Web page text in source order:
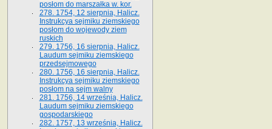
posłom do marszałka w. kor.
278. 1754, 12 sierpnia, Halicz.
Instrukcya sejmiku ziemskiego
posłom do wojewody ziem
ruskich
279. 1756, 16 sierpnia, Halicz.
Laudum sejmiku ziemskiego
przedsejmowego
280. 1756, 16 sierpnia, Halicz.
Instrukcya sejmiku ziemskiego
posłom na sejm walny
281. 1756, 14 września, Halicz.
Laudum sejmiku ziemskiego
gospodarskiego
282. 1757, 13 września, Halicz.